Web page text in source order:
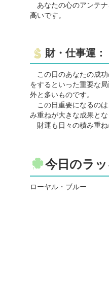
あなたの心のアンテナ
高いです。
財・仕事運：
この日のあなたの成功
をするといった重要な
外と多いものです。
この日重要になるのは
み重ねが大きな成果と
財運も日々の積み重ね
今日のラ
ローヤル・ブルー